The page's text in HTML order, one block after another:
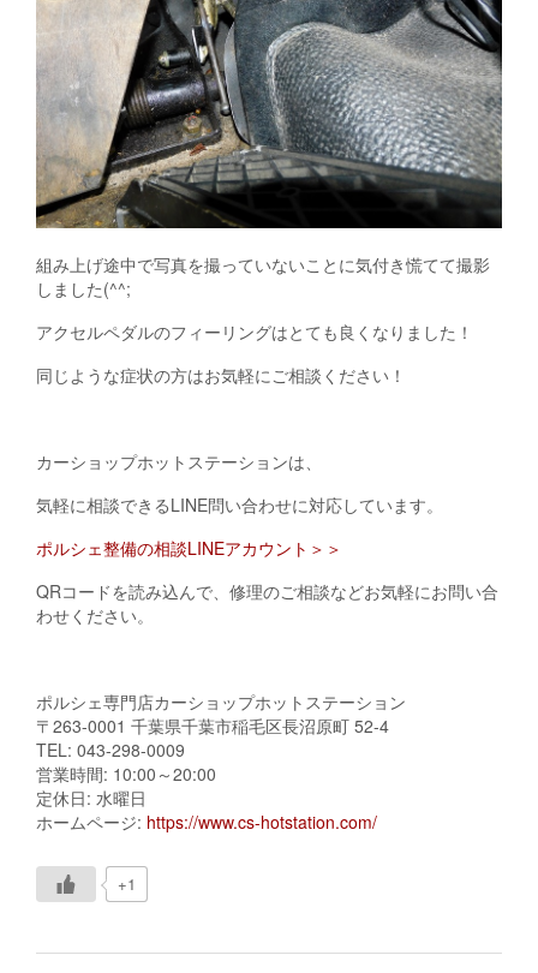
組み上げ途中で写真を撮っていないことに気付き慌てて撮影
しました(^^;
アクセルペダルのフィーリングはとても良くなりました！
同じような症状の方はお気軽にご相談ください！
カーショップホットステーションは、
気軽に相談できるLINE問い合わせに対応しています。
ポルシェ整備の相談LINEアカウント＞＞
QRコードを読み込んで、修理のご相談などお気軽にお問い合
わせください。
ポルシェ専門店カーショップホットステーション
〒263-0001 千葉県千葉市稲毛区長沼原町 52-4
TEL: 043-298-0009
営業時間: 10:00～20:00
定休日: 水曜日
ホームページ: https://www.cs-hotstation.com/
+1